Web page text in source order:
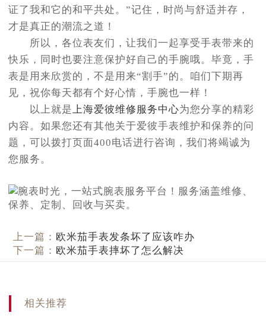
证了我和它的和平共处。”记住，时尚与舒适并存，
才是真正的潮流之道！
所以，各位表友们，让我们一起享受手表带来的
快乐，同时也要注意保护好自己的手腕哦。毕竟，手
表是用来欣赏的，不是用来“割手”的。咱们下期再
见，祝你每天都有个好心情，手腕也一样！
以上就是 上海爱彼维修服务中心为您分享的精彩
内容。如果您还有其他关于爱彼手表维护和保养的问
题，可以拨打页面400电话进行咨询，我们将竭诚为
您服务。
上一篇： 欧米茄手表发条坏了应该咋办
下一篇： 欧米茄手表摔坏了怎么解决
相关推荐